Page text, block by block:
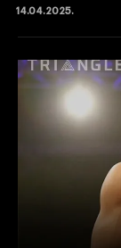
14.04.2025.